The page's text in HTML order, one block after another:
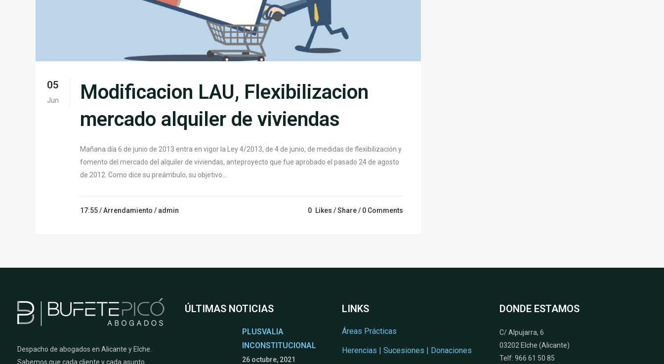
05
Jun
Modificacion LAU, Flexibilizacion
mercado alquiler de viviendas
Mañana día 6 de junio de 2013 entra en vigor la Ley 4/2013, de 4 de junio, de medidas de flexibilización y
fomento del mercado del alquiler de viviendas, anteproyecto que fue aprobado el pasado 24 de agosto
de 2012. Como dice su preámbulo, su objetivo...
17:55 /Arrendamiento / admin 0 Likes Share 0 Comments
Despacho de abogados en Alicante y Elche.
Sabemos que cada cliente y cada asunto
ÚLTIMAS NOTICIAS
PLUSVALIA
INCONSTITUCIONAL
26 octubre, 2021
LINKS
Áreas Prácticas
Herencias | Sucesiones | Donaciones
DONDE ESTAMOS
C/ Alpujarra, 6
03202 Elche (Alicante)
Telf: 966 61 50 85